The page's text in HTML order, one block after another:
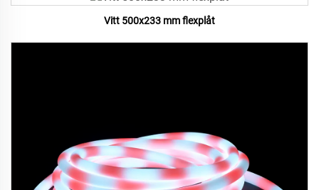
Vitt 500x233 mm flexplåt